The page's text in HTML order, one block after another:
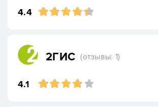
4.4
2ГИС (отзывы: 1)
4.1